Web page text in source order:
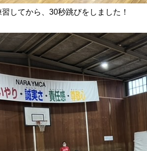
してから、30秒跳びをしました！